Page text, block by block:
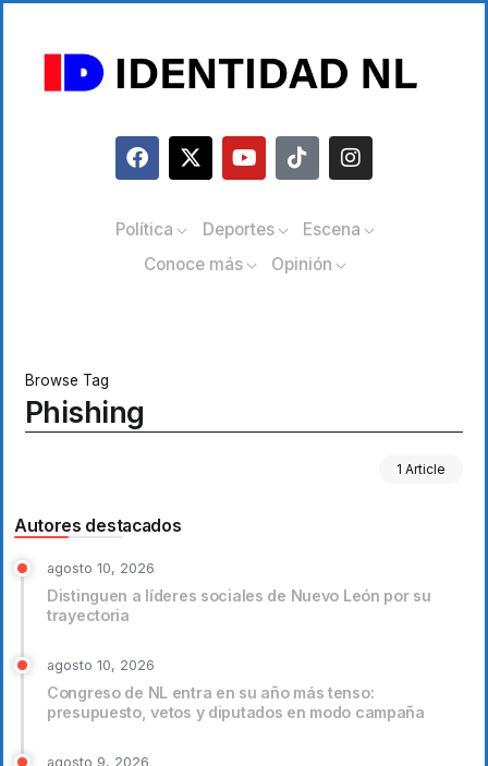
Política Deportes
Escena
Conoce más
Opinión
Browse Tag
Phishing
1 Article
Autores destacados
agosto 10, 2026
Distinguen a líderes sociales de Nuevo León por su
trayectoria
agosto 10, 2026
Congreso de NL entra en su año más tenso:
presupuesto, vetos y diputados en modo campaña
agosto 9, 2026